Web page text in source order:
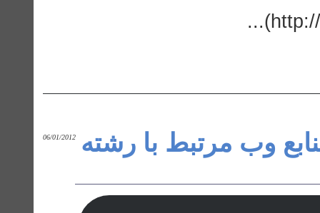
وب مرتبط با رشته 06/01/2012